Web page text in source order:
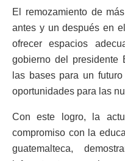
El remozamiento de
antes y un después en
ofrecer espacios
gobierno del presidente
las bases para un
oportunidades para las
Con este logro, la
compromiso con la
guatemalteca,